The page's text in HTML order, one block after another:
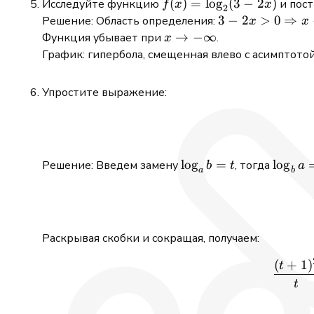
=
\frac{1}
{8}
Исследуйте функцию f(x) =
\log_{2}
(3 - 2x)
f(x) = log2(3 − 2x) и
Решение: Область определения: 3
2x
3 − 2x > 0 ⇒ x
Функция убывает при x \to
-
x → −∞.
График: гипербола, смещенная влево с
Упростите выражение:
Решение: Введем замену\log_ab
loga b = t, тогдаlogb a
Раскрывая скобки и сокращая, получаем:
t
(t + 1)